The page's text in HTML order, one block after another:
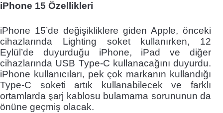
iPhone 15 Özellikleri
iPhone 15’de değişikliklere giden Apple, önceki
cihazlarında Lighting soket kullanırken, 12
Eylül’de duyurduğu iPhone, iPad ve diğer
cihazlarında USB Type-C kullanacağını duyurdu.
iPhone kullanıcıları, pek çok markanın kullandığı
Type-C soketi artık kullanabilecek ve farklı
ortamlarda şarj kablosu bulamama sorununun da
önüne geçmiş olacak.